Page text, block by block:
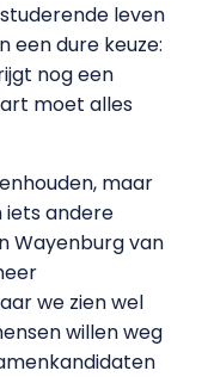
leven
een dure keuze:
nog een
moet alles
maar
andere
Wayenburg van
we zien wel
willen weg